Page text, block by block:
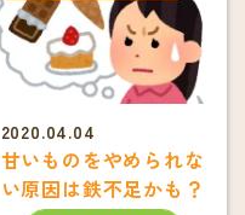
2020.04.04
甘いものをやめられな
い原因は鉄不足かも？